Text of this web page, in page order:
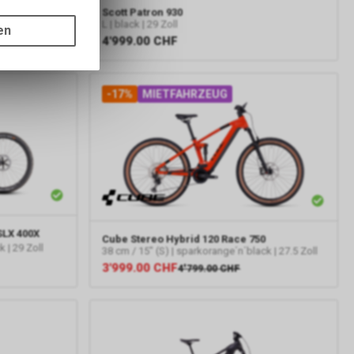
Scott Patron 930
L | black | 29 Zoll
4'999.00 CHF
400X
| 29 Zoll
-17% MIETFAHRZEUG
Cube Stereo Hybrid 120 Race 750
38 cm / 15" (S) | sparkorange´n´black | 27.5 Zoll
3'999.00 CHF4'799.00 CHF
wie die
die